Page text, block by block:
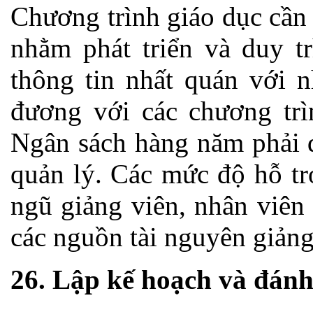
Chương trình giáo dục
nhằm phát triển và duy
thông tin nhất quán với
đương với các chương
Ngân sách hàng năm
quản lý. Các mức độ hỗ
ngũ giảng viên, nhân
các nguồn tài nguyên
26. Lập kế hoạch và